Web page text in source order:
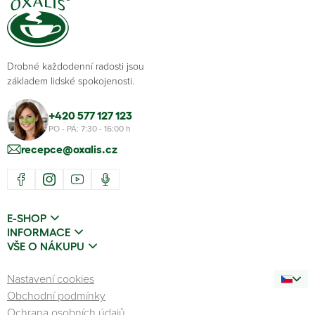
Drobné každodenní radosti jsou
základem lidské spokojenosti.
+420 577 127 123
PO - PÁ: 7:30 - 16:00 h
recepce@oxalis.cz
E-SHOP
INFORMACE
VŠE O NÁKUPU
Nastavení cookies
Obchodní podmínky